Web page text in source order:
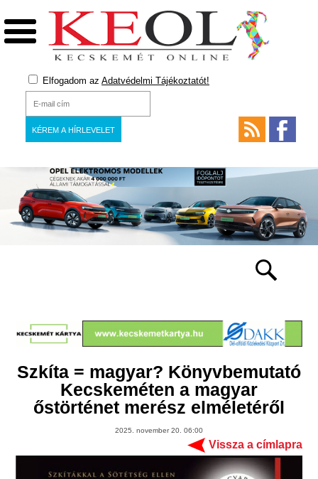
Elfogadom az Adatvédelmi Tájékoztatót!
Szkíta = magyar? Könyvbemutató
Kecskeméten a magyar
őstörténet merész elméletéről
2025. november 20. 06:00
Vissza a címlapra